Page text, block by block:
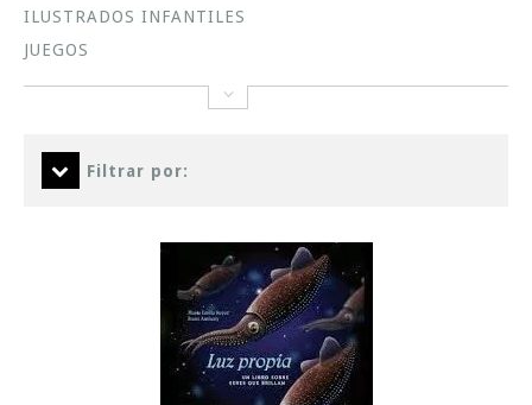
ILUSTRADOS INFANTILES
JUEGOS
Filtrar por: